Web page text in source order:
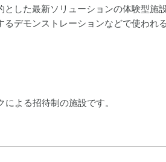
した最新ソリューションの体験型施
デモンストレーションなどで使われる
よる招待制の施設です。